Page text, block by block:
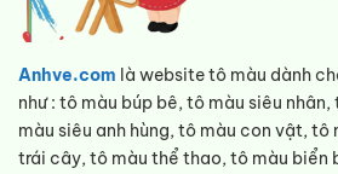
Anhve.com là website tô màu dành
như : tô màu búp bê, tô màu siêu
màu siêu anh hùng, tô màu con vật,
trái cây, tô màu thể thao, tô màu biển